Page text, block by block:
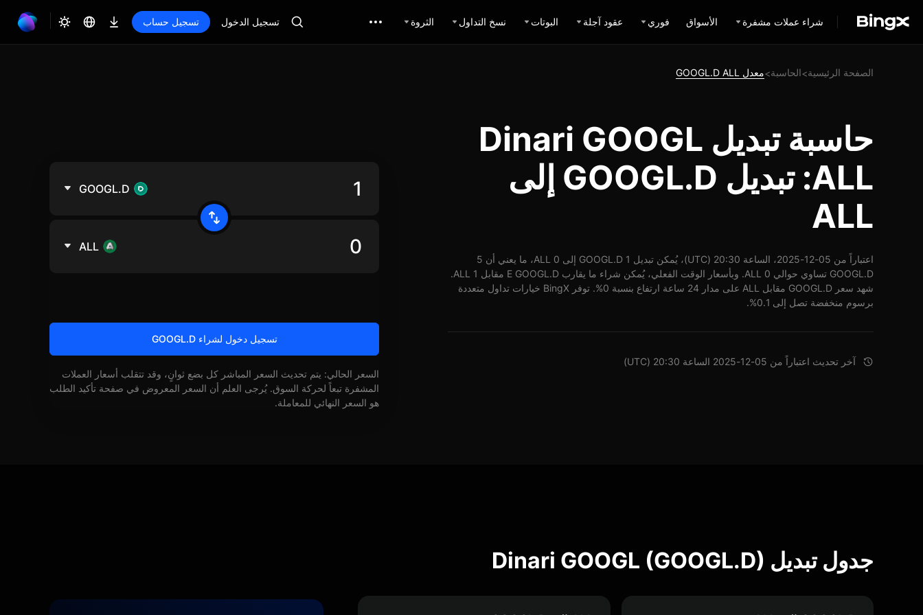
شراء عملات مشفرة الأسواق فوري عقود آجلة البوتات نسخ التداول الثروة تسجيل الدخول تسجيل حساب
الصفحة الرئيسية>الحاسبة>معدل GOOGL.D ALL
حاسبة تبديل Dinari GOOGL
ALL: تبديل GOOGL.D إلى
ALL
اعتباراً من 05-12-2025، الساعة 20:30 (UTC)، يُمكن تبديل 1 GOOGL.D إلى 0 ALL، ما يعني أن 5
GOOGL.D تساوي حوالي 0 ALL. وبأسعار الوقت الفعلي، يُمكن شراء ما يقارب E GOOGL.D مقابل 1 ALL.
شهد سعر GOOGL.D مقابل ALL على مدار 24 ساعة ارتفاع بنسبة 0%. توفر BingX خيارات تداول متعددة
برسوم منخفضة تصل إلى 0.1%.
آخر تحديث اعتباراً من 05-12-2025 الساعة 20:30 (UTC)
GOOGL.D
ALL
تسجيل دخول لشراء GOOGL.D
السعر الحالي: يتم تحديث السعر المباشر كل بضع ثوانٍ، وقد تتقلب أسعار العملات
المشفرة تبعاً لحركة السوق. يُرجى العلم أن السعر المعروض في صفحة تأكيد الطلب
هو السعر النهائي للمعاملة.
جدول تبديل Dinari GOOGL (GOOGL.D)